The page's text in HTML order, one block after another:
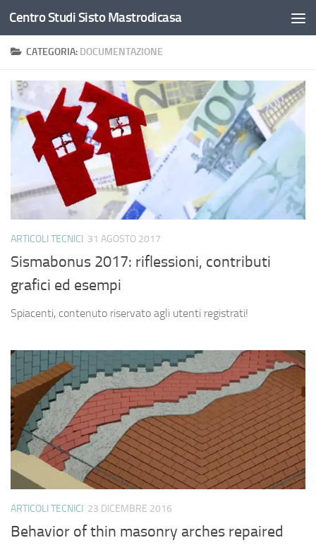
Salta al contenuto
Centro Studi Sisto Mastrodicasa
CATEGORIA: DOCUMENTAZIONE
ARTICOLI TECNICI 31 AGOSTO 2017
Sismabonus 2017: riflessioni, contributi
grafici ed esempi
Spiacenti, contenuto riservato agli utenti registrati!
ARTICOLI TECNICI 23 DICEMBRE 2016
Behavior of thin masonry arches repaired